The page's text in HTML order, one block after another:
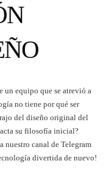
un equipo que se atrevió a
no tiene por qué ser
del diseño original del
su filosofía inicial?
nuestro canal de Telegram
divertida de nuevo!